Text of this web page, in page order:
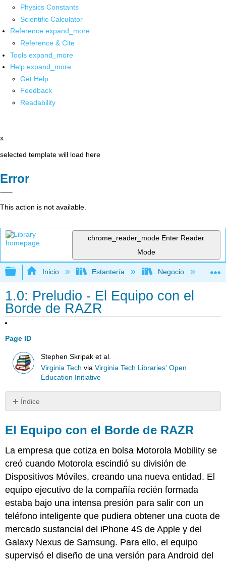
Physics Constants
Scientific Calculator
Reference expand_more
Reference & Cite
Tools expand_more
Help expand_more
Get Help
Feedback
Readability
x
selected template will load here
Error
This action is not available.
chrome_reader_mode Enter Reader
Mode
Expandir/contraer jerarquía global
Inicio Estantería Negocio
1.0: Preludio - El Equipo con el
Borde de RAZR
Page ID
Stephen Skripak et al.
Virginia Tech viaVirginia Tech Libraries' Open
Education Initiative
Índice
Equipo
con
Borde
de
RAZR
El Equipo con el Borde de RAZR
La empresa que cotiza en bolsa Motorola Mobility se
creó cuando Motorola escindió su división de
Dispositivos Móviles, creando una nueva entidad. El
equipo ejecutivo de la compañía recién formada
estaba bajo una intensa presión para salir con un
teléfono inteligente que pudiera obtener una cuota de
mercado sustancial del iPhone 4S de Apple y del
Galaxy Nexus de Samsung. Para ello, el equipo
supervisó el diseño de una versión para Android del